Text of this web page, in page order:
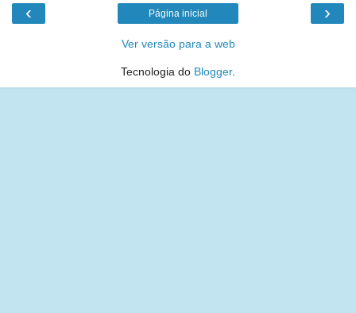
‹ ›
Página inicial
Ver versão para a web
Tecnologia do Blogger.